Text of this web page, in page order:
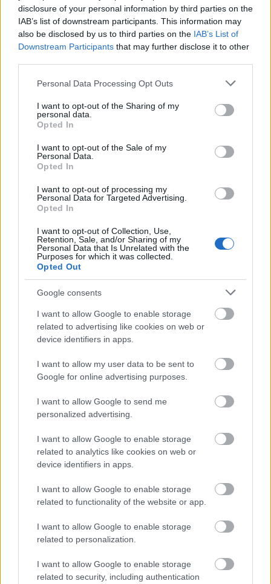
disclosure of your personal information by third parties on the
IAB’s list of downstream participants. This information may
also be disclosed by us to third parties on the IAB’s List of
Downstream Participants that may further disclose it to other
Please note that this website/app uses one or more Google
not limited to your visit or usage behaviour. You may click to
grant or deny consent to Google and its third-party tags to
use your data for below specified purposes in below Google
consent section.
Personal Data Processing Opt Outs
I want to opt-out of the Sharing of my
personal data.
Opted In
I want to opt-out of the Sale of my
Personal Data.
Opted In
I want to opt-out of processing my
Personal Data for Targeted Advertising.
Opted In
I want to opt-out of Collection, Use,
Retention, Sale, and/or Sharing of my
Personal Data that Is Unrelated with the
Purposes for which it was collected.
Opted Out
Google consents
I want to allow Google to enable storage
related to advertising like cookies on web or
device identifiers in apps.
I want to allow my user data to be sent to
Google for online advertising purposes.
I want to allow Google to send me
personalized advertising.
I want to allow Google to enable storage
related to analytics like cookies on web or
device identifiers in apps.
I want to allow Google to enable storage
related to functionality of the website or app.
I want to allow Google to enable storage
related to personalization.
I want to allow Google to enable storage
related to security, including authentication
αυτό γιατί η Ένωση Αποταμιεύσεων και
Επενδύσεων δεν αφορά μόνο τις αγορές. Αφορά
τη δημιουργία ισχυρών ευρωπαϊκών θεσμικών
ένας τέτοιος θεσμός.
Για τους εργαζόμενους αποτελούν ένα σημαντικό
Ενισχύουν τη συνταξιοδοτική επάρκεια και
επιτρέπουν σε περισσότερους πολίτες να
σχεδιάζουν το μέλλον τους με μεγαλύτερη
ασφάλεια.
Η επαγγελματική ασφάλιση δημιουργεί γέφυρες
ανάμεσα στην οικονομική ασφάλεια των πολιτών
και στις αναπτυξιακές ανάγκες της οικονομίας.
Συνδέει τη μακροπρόθεσμη αποταμίευση με την
ανάπτυξη και μετατρέπει τον σχεδιασμό για το
μέλλον σε δύναμη προόδου για το σύνολο της
κοινωνίας.